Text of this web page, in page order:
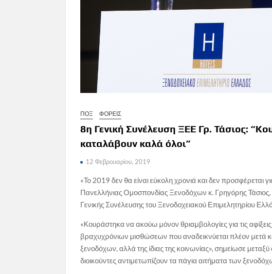
ΠΟΞ ΦΟΡΕΙΣ
8η Γενική Συνέλευση ΞΕΕ Γρ. Τάσιος:
καταλάβουν καλά όλοι”
12 Φεβρουαρίου, 2019
«Το 2019 δεν θα είναι εύκολη χρονιά και δεν προσφέρεται
Πανελλήνιας Ομοσπονδίας Ξενοδόχων κ. Γρηγόρης
Γενικής Συνέλευσης του Ξενοδοχειακού Επιμελητηρίου
«Κουράστηκα να ακούω μόνον θριαμβολογίες για τις
βραχυχρόνιων μισθώσεων που αναδεικνύεται πλέον μετά
ξενοδόχων, αλλά της ίδιας της κοινωνίας», σημείωσε
διοικούντες αντιμετωπίζουν τα πάγια αιτήματα των